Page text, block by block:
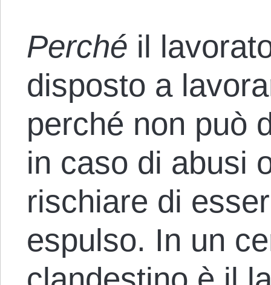
Perché il
disposto a
perché non può
in caso di abusi
rischiare di
espulso. In un